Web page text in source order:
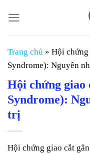
đến
nội
dung
Trang chủ » Hội
Syndrome): Nguyên
Hội chứng giao
Syndrome):
trị
Hội chứng giao cắt